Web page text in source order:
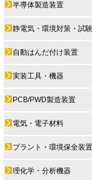
半導体製造装置
静電気・環境対策・試
自動はんだ付け装置
実装工具・機器
PCB/PWD製造装置
電気・電子材料
プラント・環境保全装
理化学・分析機器